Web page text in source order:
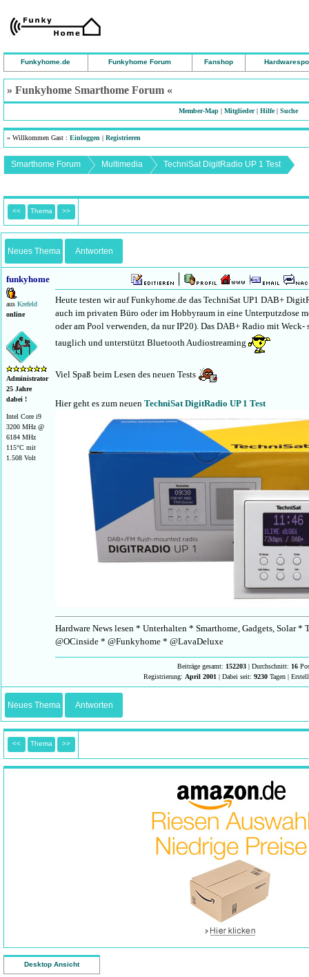
Funkyhome.de Funkyhome Forum Fanshop
» Funkyhome Smarthome Forum «
Member-Map| Mitglieder| Hilfe| Suche
» Willkommen Gast : Einloggen | Registrieren
Smarthome Forum Multimedia TechniSat DigitRadio UP 1 Test
<< Thema >>
Neues Thema Antworten
funkyhome
aus Krefeld
online
Administrator
25 Jahre
dabei !
Intel Core i9
3200 MHz @
6184 MHz
115°C mit
1.508 Volt
Heute testen wir auf Funkyhome.de das TechniSat UP1 DAB+
auch im privaten Büro oder im Hobbyraum in eine Unterputzdose
oder am Pool verwenden, da nur IP20). Das DAB+ Radio mit
tauglich und unterstützt Bluetooth Audiostreaming
Viel Spaß beim Lesen des neuen Tests
Hier geht es zum neuen TechniSat DigitRadio UP 1 Test
Hardware News lesen * Unterhalten * Smarthome, Gadgets, Solar *
@OCinside * @Funkyhome * @LavaDeluxe
Beiträge gesamt: 152203 | Durchschnitt: 16
Registrierung: April 2001 | Dabei seit: 9230Tagen |
Neues Thema Antworten
<< Thema >>
Desktop Ansicht